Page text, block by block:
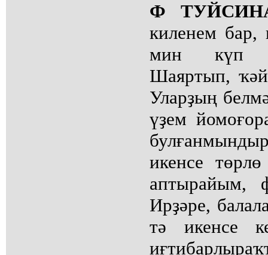
Ф
киленем бар,
мин күп
Шаяртып,
Уларҙың
үҙем
икенсе
аптырайым,
Ирҙәре,
тә икенсе